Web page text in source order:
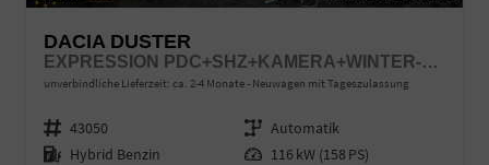
DACIA DUSTER
EXPRESSION PDC+SHZ+KAMERA+WINTER-PAKET
unverbindliche Lieferzeit: ca. 2-4 Monate Neuwagen mit Tageszulassung
Fahrzeugnr. 43050 Getriebe Automatik
Kraftstoff Hybrid Benzin Leistung 116 kW (158 PS)